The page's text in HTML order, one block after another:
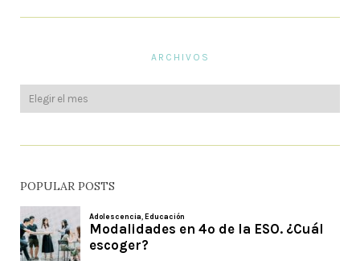
ARCHIVOS
POPULAR POSTS